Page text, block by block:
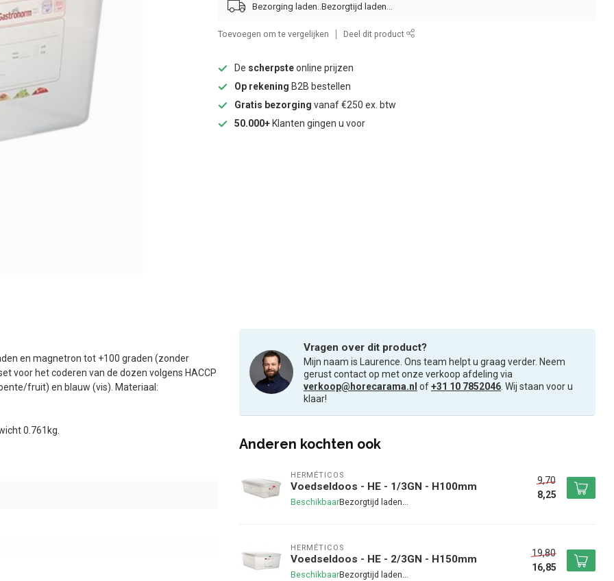
Bezorging laden..
Toevoegen om te vergelijken Deel dit product
De scherpsteonline prijzen
Op rekening B2B bestellen
Gratis bezorging vanaf €250 ex. btw
50.000+ Klanten gingen u voor
en magnetron tot +100 graden (zonder
voor het coderen van de dozen volgens HACCP
fruit) en blauw (vis). Materiaal:
0.761kg.
Vragen over dit product?
Mijn naam is Laurence. Ons team helpt u graag verder. Neem
gerust contact op met onze verkoop afdeling via
verkoop@horecarama.nl of+31 10 7852046 . Wij staan voor u
klaar!
Anderen kochten ook
HERMÉTICOS
Voedseldoos - HE - 1/3GN - H100mm
Beschikbaar
9,70
8,25
HERMÉTICOS
Voedseldoos - HE - 2/3GN - H150mm
Beschikbaar
19,80
16,85